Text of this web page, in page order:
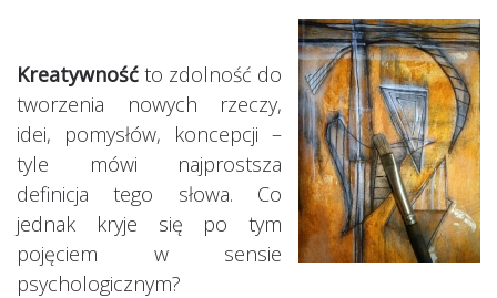
Kreatywność to zdolność do
tworzenia nowych rzeczy,
idei, pomysłów, koncepcji –
tyle mówi najprostsza
definicja tego słowa. Co
jednak kryje się po tym
pojęciem w sensie
psychologicznym?